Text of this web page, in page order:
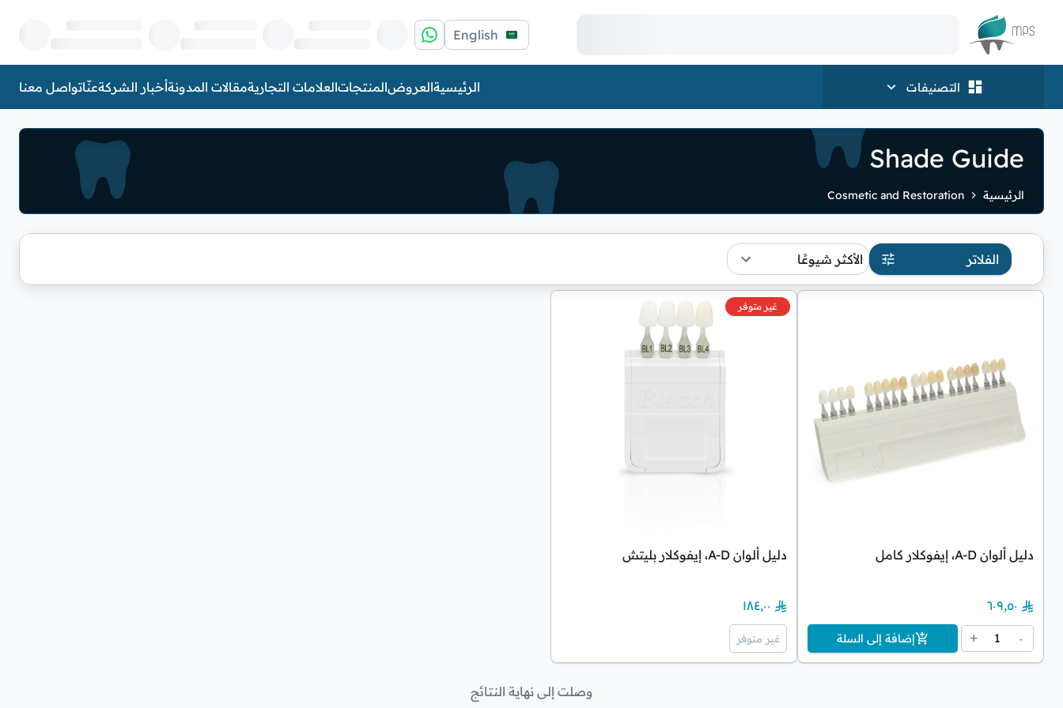
الشعار English
التصنيفات الرئيسيةالعروضالمنتجاتالعلامات التجاريةمقالات المدونةأخبار الشركةعنّاتواصل معنا
Shade Guide
الرئيسية Cosmetic and Restoration
الفلاتر الأكثر شيوعًا
دليل ألوان A-D، إيفوكلار كامل
٦٠٩٫٥٠
-
1
+ إضافة إلى السلة
غير متوفر
دليل ألوان A-D، إيفوكلار بليتش
١٨٤٫٠٠
غير متوفر
وصلت إلى نهاية النتائج